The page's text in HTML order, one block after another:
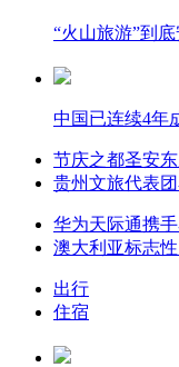
“火山旅游”到
中国已连续4年
节庆之都圣安
贵州文旅代表
华为天际通携
澳大利亚标志
出行
住宿